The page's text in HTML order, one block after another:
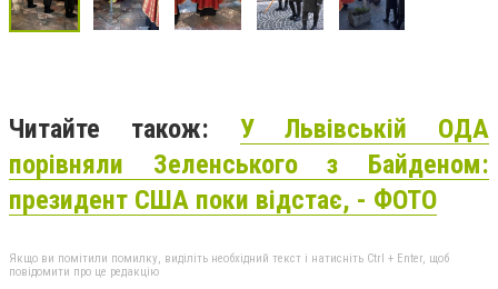
Читайте також: У Львівській ОДА
порівняли Зеленського з Байденом:
президент США поки відстає, - ФОТО
Якщо ви помітили помилку, виділіть необхідний текст і натисніть Ctrl + Enter, щоб
повідомити про це редакцію